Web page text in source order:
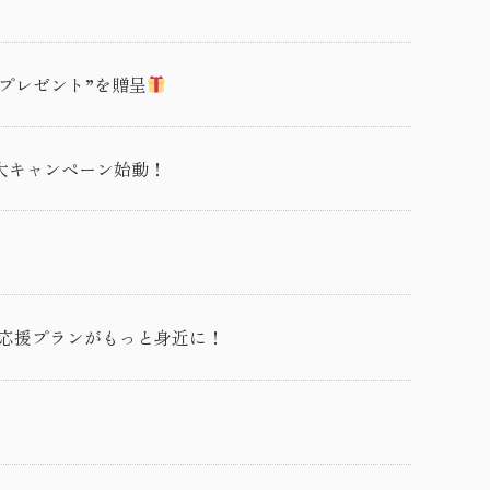
レゼント”を贈呈
ャンペーン始動！
援プランがもっと身近に！